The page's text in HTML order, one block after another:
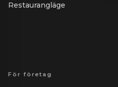
Restaurangläge
För företag